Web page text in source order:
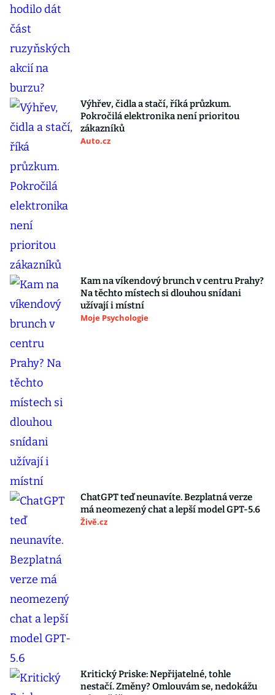
Výhřev, čidla a stačí, říká průzkum.
Pokročilá elektronika není prioritou
zákazníků
Auto.cz
Kam na víkendový brunch v centru Prahy?
Na těchto místech si dlouhou snídani
užívají i místní
Moje Psychologie
ChatGPT teď neunavíte. Bezplatná verze
má neomezený chat a lepší model GPT-5.6
Živě.cz
Kritický Priske: Nepřijatelné, tohle
nestačí. Změny? Omlouvám se, nedokážu